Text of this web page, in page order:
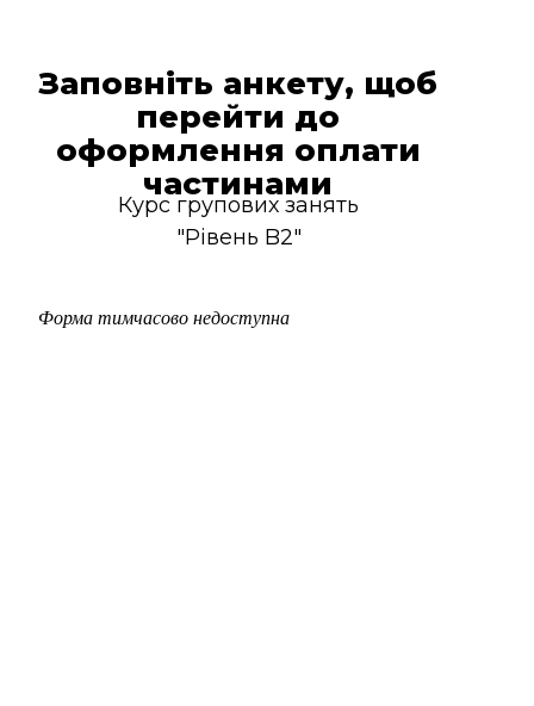
Заповніть анкету, щоб
перейти до
оформлення оплати
частинами
Курс групових занять
"Рівень B2"